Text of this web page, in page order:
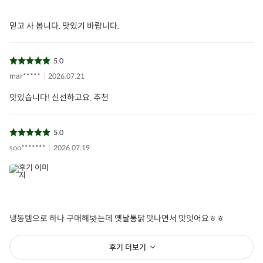
믿고 사 봅니다. 맛있기 바랍니다.
5.0
mar*****
2026.07.21
맛있습니다! 신선하고요. 추천
5.0
soo*******
2026.07.19
냉동템으로 하나 구매해봣는데 옛날통닭 맛나면서 맛잇어요ㅎㅎ
후기 더보기